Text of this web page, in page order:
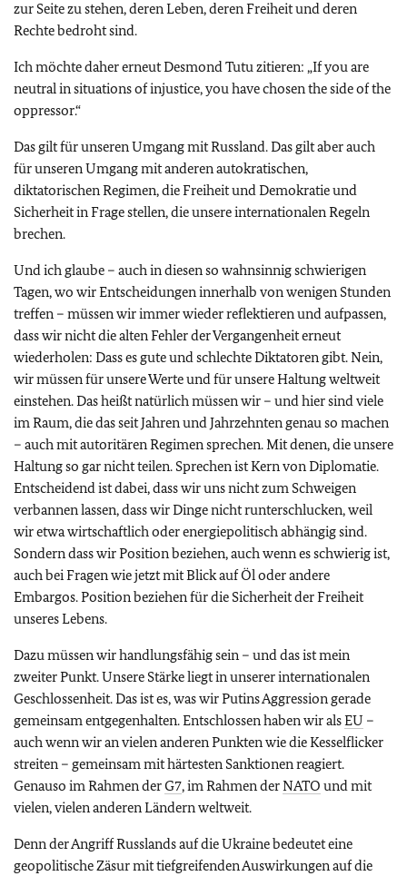
zur Seite zu stehen, deren Leben, deren Freiheit und deren
Rechte bedroht sind.
Ich möchte daher erneut Desmond Tutu zitieren: „If you are
neutral in situations of injustice, you have chosen the side of the
oppressor.“
Das gilt für unseren Umgang mit Russland. Das gilt aber auch
für unseren Umgang mit anderen autokratischen,
diktatorischen Regimen, die Freiheit und Demokratie und
Sicherheit in Frage stellen, die unsere internationalen Regeln
brechen.
Und ich glaube – auch in diesen so wahnsinnig schwierigen
Tagen, wo wir Entscheidungen innerhalb von wenigen Stunden
treffen – müssen wir immer wieder reflektieren und aufpassen,
dass wir nicht die alten Fehler der Vergangenheit erneut
wiederholen: Dass es gute und schlechte Diktatoren gibt. Nein,
wir müssen für unsere Werte und für unsere Haltung weltweit
einstehen. Das heißt natürlich müssen wir – und hier sind viele
im Raum, die das seit Jahren und Jahrzehnten genau so machen
– auch mit autoritären Regimen sprechen. Mit denen, die unsere
Haltung so gar nicht teilen. Sprechen ist Kern von Diplomatie.
Entscheidend ist dabei, dass wir uns nicht zum Schweigen
verbannen lassen, dass wir Dinge nicht runterschlucken, weil
wir etwa wirtschaftlich oder energiepolitisch abhängig sind.
Sondern dass wir Position beziehen, auch wenn es schwierig ist,
auch bei Fragen wie jetzt mit Blick auf Öl oder andere
Embargos. Position beziehen für die Sicherheit der Freiheit
unseres Lebens.
Dazu müssen wir handlungsfähig sein – und das ist mein
zweiter Punkt. Unsere Stärke liegt in unserer internationalen
Geschlossenheit. Das ist es, was wir Putins Aggression gerade
gemeinsam entgegenhalten. Entschlossen haben wir alsEU –
auch wenn wir an vielen anderen Punkten wie die Kesselflicker
streiten – gemeinsam mit härtesten Sanktionen reagiert.
Genauso im Rahmen derG7, im Rahmen derNATO und mit
vielen, vielen anderen Ländern weltweit.
Denn der Angriff Russlands auf die Ukraine bedeutet eine
geopolitische Zäsur mit tiefgreifenden Auswirkungen auf die